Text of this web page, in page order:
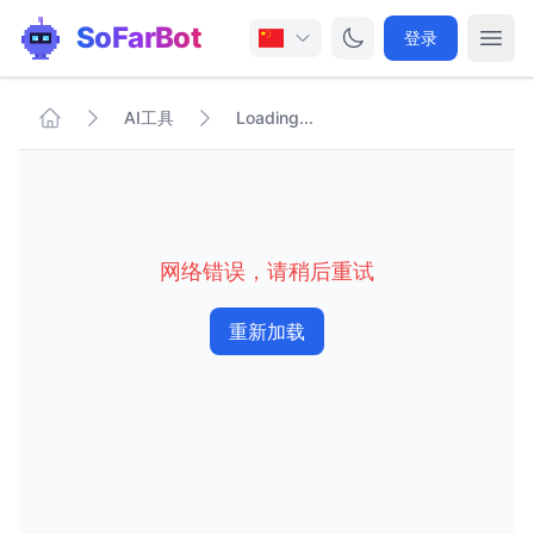
SoFarBot 登录
AI工具 Loading...
网络错误，请稍后重试
重新加载